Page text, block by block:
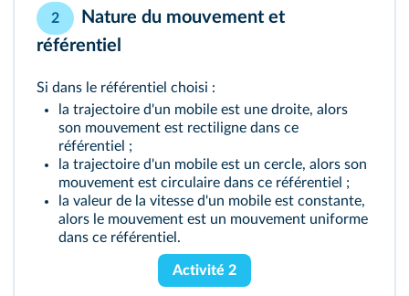
2
Nature du mouvement et
référentiel
Si dans le référentiel choisi :
la trajectoire d'un mobile est une droite, alors
son mouvement est rectiligne dans ce
référentiel ;
la trajectoire d'un mobile est un cercle, alors son
mouvement est circulaire dans ce référentiel ;
la valeur de la vitesse d'un mobile est constante,
alors le mouvement est un mouvement uniforme
dans ce référentiel.
Activité 2